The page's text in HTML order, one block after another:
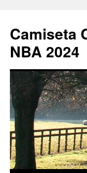
Camiseta
NBA 2024